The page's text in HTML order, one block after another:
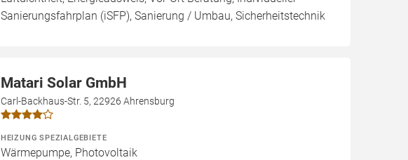
Sanierungsfahrplan (iSFP), Sanierung / Umbau, Sicherheitstechnik
Matari Solar GmbH
Carl-Backhaus-Str. 5, 22926 Ahrensburg
HEIZUNG SPEZIALGEBIETE
Wärmepumpe, Photovoltaik